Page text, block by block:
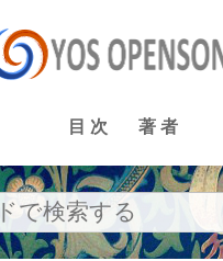
目次 著者